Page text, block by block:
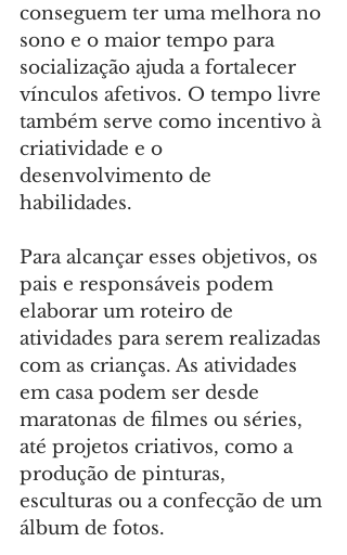
conseguem ter uma melhora no
sono e o maior tempo para
socialização ajuda a fortalecer
vínculos afetivos. O tempo livre
também serve como incentivo à
criatividade e o
desenvolvimento de
habilidades.
Para alcançar esses objetivos, os
pais e responsáveis podem
elaborar um roteiro de
atividades para serem realizadas
com as crianças. As atividades
em casa podem ser desde
maratonas de filmes ou séries,
até projetos criativos, como a
produção de pinturas,
esculturas ou a confecção de um
álbum de fotos.